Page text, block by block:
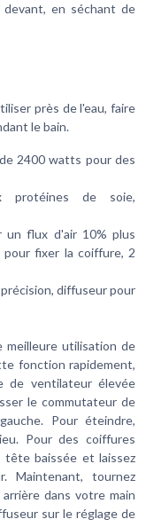
en séchant de
près de l'eau, faire
le bain.
2400 watts pour des
protéines de soie,
un flux d'air 10% plus
fixer la coiffure, 2
diffuseur pour
meilleure utilisation de
fonction rapidement,
de ventilateur élevée
le commutateur de
Pour éteindre,
Pour des coiffures
tête baissée et laissez
Maintenant, tournez
dans votre main
sur le réglage de